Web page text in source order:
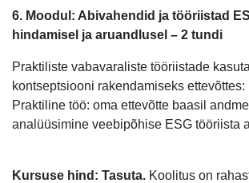
6. Moodul: Abivahendid ja tööriistad
hindamisel ja aruandlusel – 2 tundi
Praktiliste vabavaraliste tööriistade
kontseptsiooni rakendamiseks ettevõttes:
Praktiline töö: oma ettevõtte baasil
analüüsimine veebipõhise ESG tööriista
Kursuse hind: Tasuta. Koolitus on